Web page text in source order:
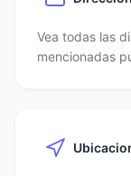
Vea todas las
mencionadas